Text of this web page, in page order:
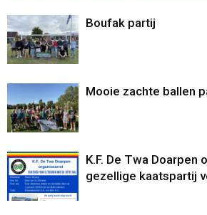
Boufak partij
Mooie zachte ballen
K.F. De Twa Doarpen
gezellige kaatspartij